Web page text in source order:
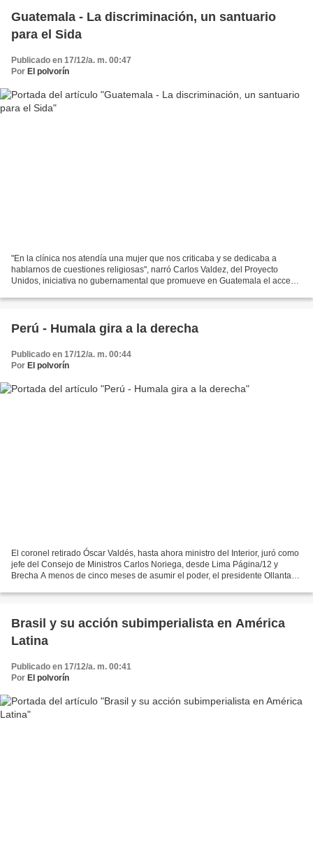
Guatemala - La discriminación, un santuario
para el Sida
Publicado en 17/12/a. m. 00:47
Por El polvorín
"En la clínica nos atendía una mujer que nos criticaba y se dedicaba a
hablarnos de cuestiones religiosas", narró Carlos Valdez, del Proyecto
Unidos, iniciativa no gubernamental que promueve en Guatemala el acceso
Perú - Humala gira a la derecha
Publicado en 17/12/a. m. 00:44
Por El polvorín
El coronel retirado Óscar Valdés, hasta ahora ministro del Interior, juró como
jefe del Consejo de Ministros Carlos Noriega, desde Lima Página/12 y
Brecha A menos de cinco meses de asumir el poder, el presidente Ollanta
Brasil y su acción subimperialista en América
Latina
Publicado en 17/12/a. m. 00:41
Por El polvorín